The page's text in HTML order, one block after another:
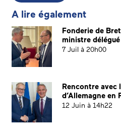
A lire également
Fonderie de
ministre
7 Juil à 20h00
Rencontre avec
d’Allemagne en
12 Juin à 14h22